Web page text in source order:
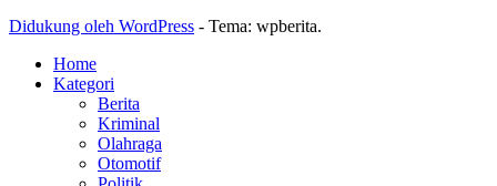
Didukung oleh WordPress - Tema: wpberita.
Home
Kategori
Berita
Kriminal
Olahraga
Otomotif